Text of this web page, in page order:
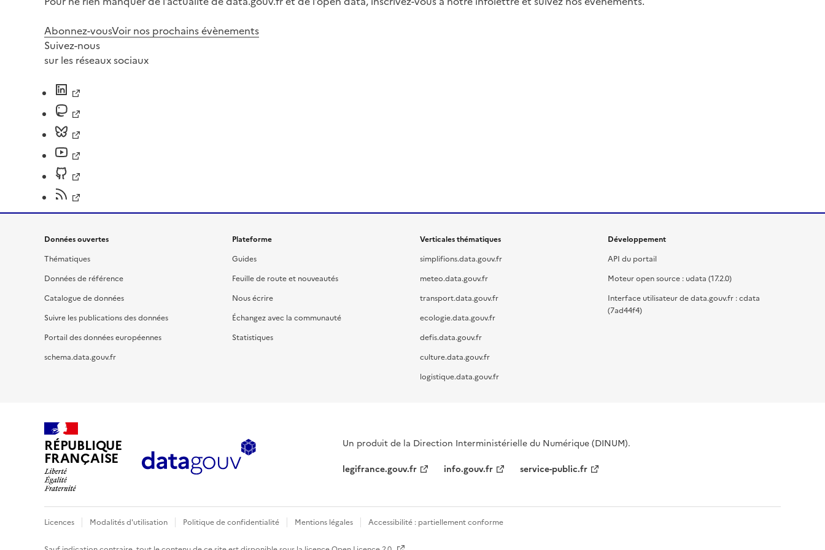
Abonnez-vousVoir nos prochains évènements
Suivez-nous
sur les réseaux sociaux
Données ouvertes
Thématiques
Données de référence
Catalogue de données
Suivre les publications des données
Portail des données européennes
schema.data.gouv.fr
Plateforme
Guides
Feuille de route et nouveautés
Nous écrire
Échangez avec la communauté
Statistiques
Verticales thématiques
simplifions.data.gouv.fr
meteo.data.gouv.fr
transport.data.gouv.fr
ecologie.data.gouv.fr
defis.data.gouv.fr
culture.data.gouv.fr
logistique.data.gouv.fr
Développement
API du portail
Moteur open source : udata (17.2.0)
Interface utilisateur de data.gouv.fr : cdata
(7ad44f4)
RÉPUBLIQUE
FRANÇAISE
Un produit de la Direction Interministérielle du Numérique (DINUM).
legifrance.gouv.fr
info.gouv.fr service-public.fr
Licences Modalités d'utilisation Politique de confidentialité Mentions légales Accessibilité : partiellement conforme